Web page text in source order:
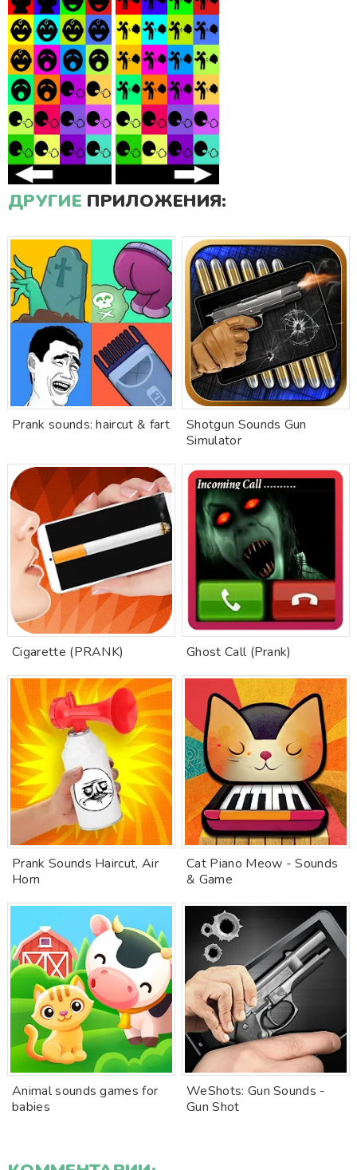
ДРУГИЕ ПРИЛОЖЕНИЯ:
Prank sounds: haircut & fart
Shotgun Sounds Gun
Simulator
Cigarette (PRANK) Ghost Call (Prank)
Prank Sounds Haircut, Air
Horn
Cat Piano Meow - Sounds
& Game
Animal sounds games for
babies
WeShots: Gun Sounds -
Gun Shot